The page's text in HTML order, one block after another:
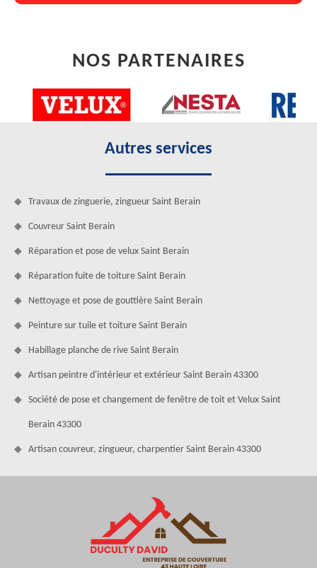
NOS PARTENAIRES
Autres services
Travaux de zinguerie, zingueur Saint Berain
Couvreur Saint Berain
Réparation et pose de velux Saint Berain
Réparation fuite de toiture Saint Berain
Nettoyage et pose de gouttière Saint Berain
Peinture sur tuile et toiture Saint Berain
Habillage planche de rive Saint Berain
Artisan peintre d'intérieur et extérieur Saint Berain 43300
Société de pose et changement de fenêtre de toit et Velux Saint
Berain 43300
Artisan couvreur, zingueur, charpentier Saint Berain 43300